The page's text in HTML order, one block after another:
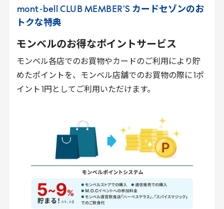
mont- bell CLUB MEMBER'S カードセゾンのお
トクな特典
モンベルのお得なポイントサービス
モンベル各店でのお買物やカードのご利用により貯
めたポイントを、モンベル店舗でのお買物の際に1 ポ
イント 1 円としてご利用いただけます。